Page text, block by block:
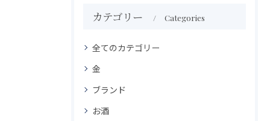
カテゴリー Categories
全てのカテゴリー
金
ブランド
お酒